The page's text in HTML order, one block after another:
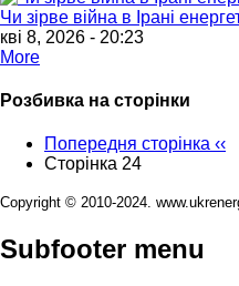
Чи зірве війна в Ірані
кві 8, 2026 - 20:23
More
Розбивка на сторінки
Попередня сторінка ‹‹
Сторінка 24
Copyright © 2010-2024.
Subfooter menu